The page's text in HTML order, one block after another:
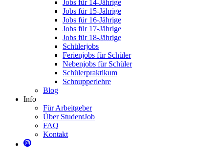
Jobs für 14-Jährige
Jobs für 15-Jährige
Jobs für 16-Jährige
Jobs für 17-Jährige
Jobs für 18-Jährige
Schülerjobs
Ferienjobs für Schüler
Nebenjobs für Schüler
Schülerpraktikum
Schnupperlehre
Blog
Info
Für Arbeitgeber
Über StudentJob
FAQ
Kontakt